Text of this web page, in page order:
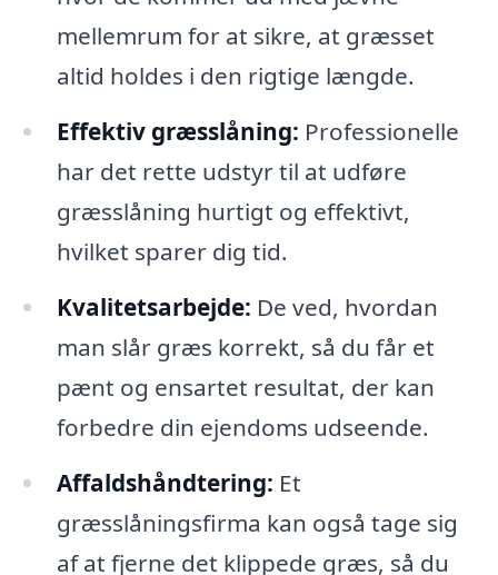
mellemrum for at sikre, at græsset
altid holdes i den rigtige længde.
Effektiv græsslåning: Professionelle
har det rette udstyr til at udføre
græsslåning hurtigt og effektivt,
hvilket sparer dig tid.
Kvalitetsarbejde: De ved, hvordan
man slår græs korrekt, så du får et
pænt og ensartet resultat, der kan
forbedre din ejendoms udseende.
Affaldshåndtering: Et
græsslåningsfirma kan også tage sig
af at fjerne det klippede græs, så du